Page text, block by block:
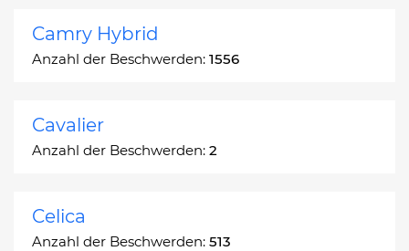
Camry Hybrid
Anzahl der Beschwerden: 1556
Cavalier
Anzahl der Beschwerden: 2
Celica
Anzahl der Beschwerden: 513